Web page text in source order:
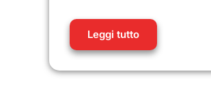
Leggi tutto